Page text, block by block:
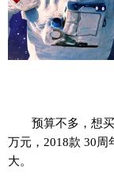
预算不多，想
万元，2018款 30周
大。